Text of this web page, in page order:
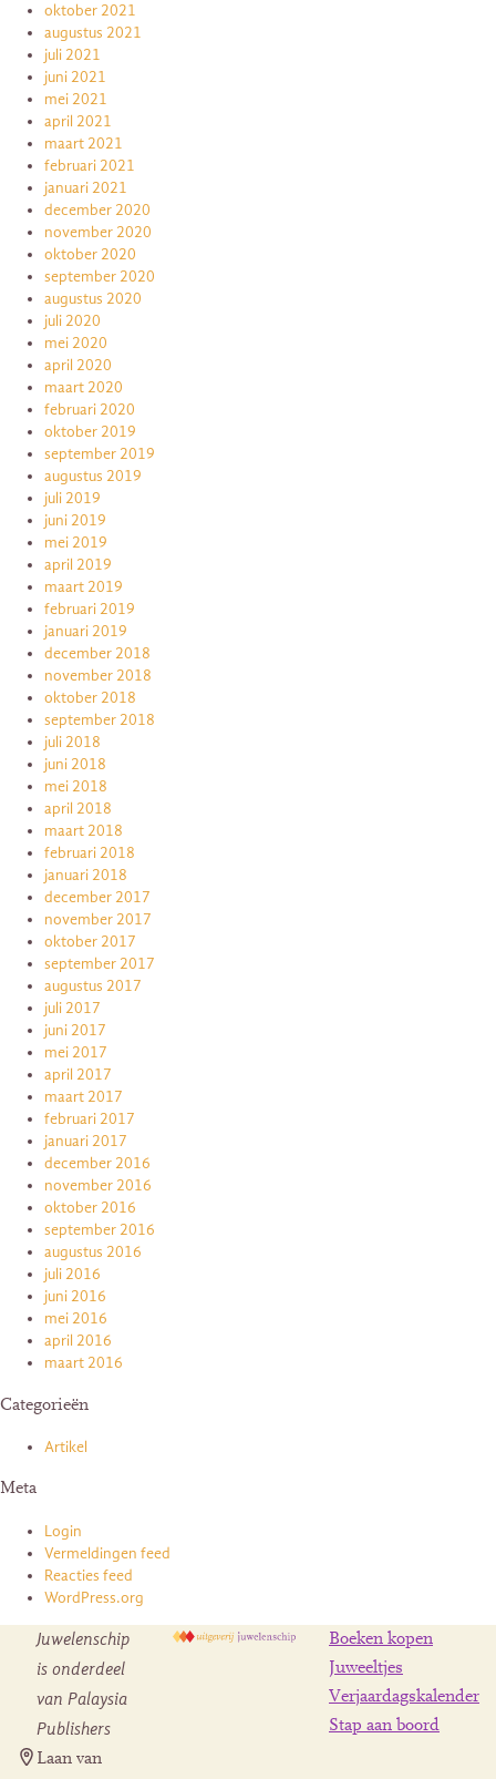
oktober 2021
augustus 2021
juli 2021
juni 2021
mei 2021
april 2021
maart 2021
februari 2021
januari 2021
december 2020
november 2020
oktober 2020
september 2020
augustus 2020
juli 2020
mei 2020
april 2020
maart 2020
februari 2020
oktober 2019
september 2019
augustus 2019
juli 2019
juni 2019
mei 2019
april 2019
maart 2019
februari 2019
januari 2019
december 2018
november 2018
oktober 2018
september 2018
juli 2018
juni 2018
mei 2018
april 2018
maart 2018
februari 2018
januari 2018
december 2017
november 2017
oktober 2017
september 2017
augustus 2017
juli 2017
juni 2017
mei 2017
april 2017
maart 2017
februari 2017
januari 2017
december 2016
november 2016
oktober 2016
september 2016
augustus 2016
juli 2016
juni 2016
mei 2016
april 2016
maart 2016
Categorieën
Artikel
Meta
Login
Vermeldingen feed
Reacties feed
WordPress.org
Juwelenschip
is onderdeel
van Palaysia
Publishers
Laan van
Boeken kopen
Juweeltjes
Verjaardagskalender
Stap aan boord